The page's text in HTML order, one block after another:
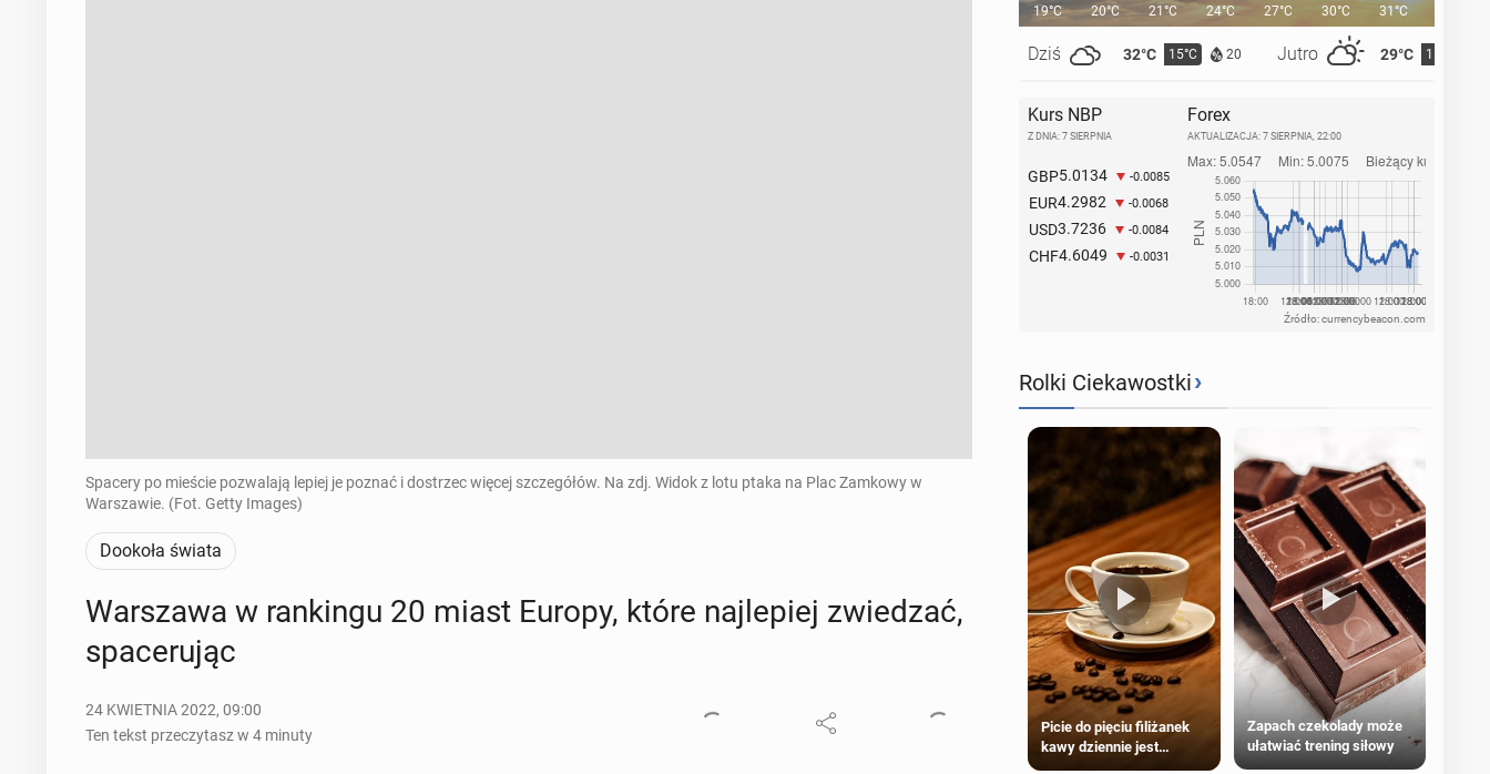
Spacery po mieście pozwalają lepiej je poznać i dostrzec więcej szczegółów. Na zdj. Widok z lotu ptaka na Plac Zamkowy w
Warszawie. (Fot. Getty Images)
Dookoła świata
War­sza­wa w ran­kin­gu 20 miast Europy, które naj­le­piej zwie­dzać,
spa­ce­ru­jąc
24 KWIETNIA 2022, 09:00
Ten tekst przeczytasz w 4 minuty
19°C
Dziś 32°C 15°C 20 Jutro 29°C 15°C
20°C 21°C 24°C 27°C 30°C 31°C
Kurs NBP
Z DNIA: 7 SIERPNIA
GBP5.0134 -0.0085
EUR4.2982 -0.0068
USD3.7236 -0.0084
CHF4.6049 -0.0031
Forex
AKTUALIZACJA: 7 SIERPNIA, 22:00
Źródło: currencybeacon.com
Rolki Ciekawostki›
Picie do pięciu filiżanek
kawy dziennie jest
Zapach czekolady może
ułatwiać trening siłowy